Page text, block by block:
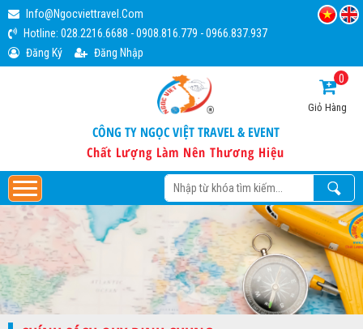
Info@ngocviettravel.com
Hotline: 028.2216.6688 -0908.816.779 -0966.837.937
Đăng Ký
Đăng Nhập
CÔNG TY NGỌC VIỆT TRAVEL & EVENT
Chất Lượng Làm Nên Thương Hiệu
Giỏ Hàng
0